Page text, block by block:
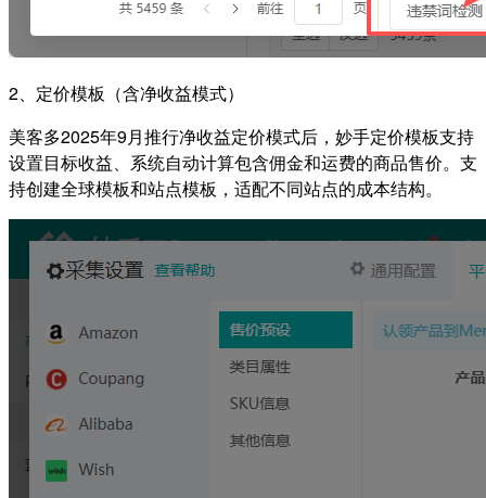
2、定价模板（含净收益模式）
美客多2025年9月推行净收益定价模式后，妙手定价模板支持
设置目标收益、系统自动计算包含佣金和运费的商品售价。支
持创建全球模板和站点模板，适配不同站点的成本结构。